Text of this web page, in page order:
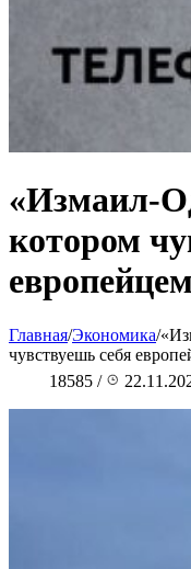
«Измаил-
котором
европейцем
Главная/Экономика/
чувствуешь себя
18585 /